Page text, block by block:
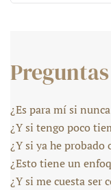
¿Es para mí si
¿Y si tengo poco
¿Y si ya he probado
¿Esto tiene un
¿Y si me cuesta ser